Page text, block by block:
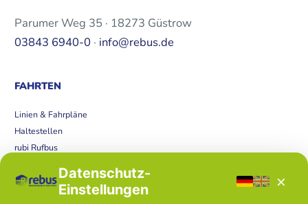
Parumer Weg 35 · 18273 Güstrow
03843 6940-0 · info@rebus.de
FAHRTEN
Linien & Fahrpläne
Haltestellen
rubi Rufbus
Störungen Datenschutz-
Einstellungen
×